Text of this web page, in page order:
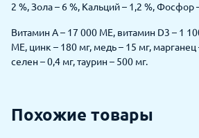
2 %, Зола – 6 %, Кальций – 1,2 %, Фосфор
Витамин А – 17 000 МЕ, витамин D3 – 1
МЕ, цинк – 180 мг, медь – 15 мг, марганец
селен – 0,4 мг, таурин – 500 мг.
Похожие товары